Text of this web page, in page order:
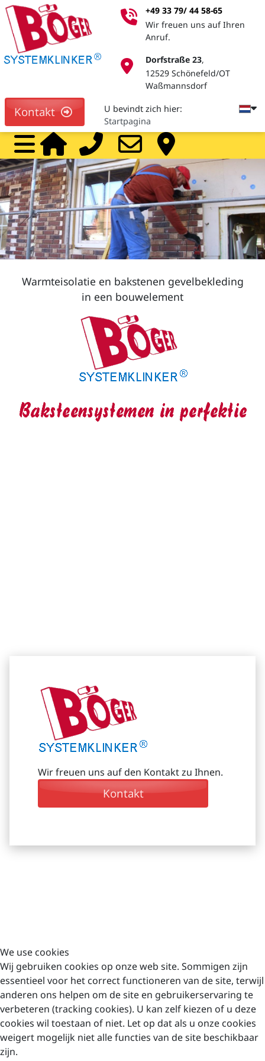
Kontakt
+49 33 79/ 44 58-65
Wir freuen uns auf Ihren
Anruf.
Dorfstraße 23,
12529 Schönefeld/OT
Waßmannsdorf
U bevindt zich hier:
Startpagina
HomeCall
Warmteisolatie en bakstenen gevelbekleding
in een bouwelement
Wir freuen uns auf den Kontakt zu Ihnen.
Kontakt
12529 Schönefeld/OT Waßmannsdorf
info@boegerfassaden.de
+49 33 79/ 44 58-65
© 2026 Böger
Systemklinker
We use cookies
Wij gebruiken cookies op onze web site. Sommigen zijn
essentieel voor het correct functioneren van de site, terwijl
anderen ons helpen om de site en gebruikerservaring te
verbeteren (tracking cookies). U kan zelf kiezen of u deze
cookies wil toestaan of niet. Let op dat als u onze cookies
weigert mogelijk niet alle functies van de site beschikbaar
zijn.